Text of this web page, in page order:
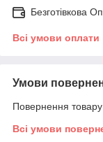
Безготівкова
Всі умови оплати
Умови
Повернення
Всі умови